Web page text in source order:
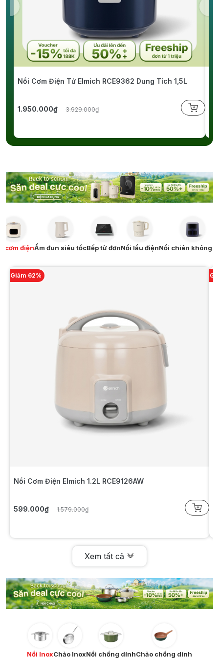
Nồi Cơm Điện Tử Elmich RCE9362 Dung Tích 1,5L
1.950.000₫ 3.929.000₫
cơm điệnẤm đun siêu tốcBếp từ đơnNồi lẩu điệnNồi chiên không
Giảm 62%
Nồi Cơm Điện Elmich 1.2L RCE9126AW
599.000₫ 1.579.000₫
Xem tất cả
Nồi InoxChảo InoxNồi chống dínhChảo chống dính